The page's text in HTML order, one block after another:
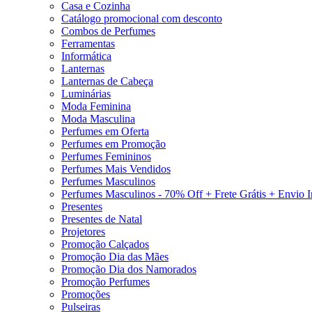
Casa e Cozinha
Catálogo promocional com desconto
Combos de Perfumes
Ferramentas
Informática
Lanternas
Lanternas de Cabeça
Luminárias
Moda Feminina
Moda Masculina
Perfumes em Oferta
Perfumes em Promoção
Perfumes Femininos
Perfumes Mais Vendidos
Perfumes Masculinos
Perfumes Masculinos - 70% Off + Frete Grátis + Envio
Presentes
Presentes de Natal
Projetores
Promoção Calçados
Promoção Dia das Mães
Promoção Dia dos Namorados
Promoção Perfumes
Promoções
Pulseiras